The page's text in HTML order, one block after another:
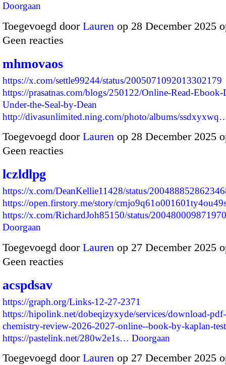
Doorgaan
Toegevoegd door Lauren op 28 December 2025
Geen reacties
mhmovaos
https://x.com/settle99244/status/2005071092013302179
https://prasatnas.com/blogs/250122/Online-Read-
Under-the-Seal-by-Dean
http://divasunlimited.ning.com/photo/albums/
Toegevoegd door Lauren op 28 December 2025
Geen reacties
lczldlpg
https://x.com/DeanKellie11428/status/
https://open.firstory.me/story/
https://x.com/RichardJoh85150/status/
Doorgaan
Toegevoegd door Lauren op 27 December 2025
Geen reacties
acspdsav
https://graph.org/Links-12-27-2371
https://hipolink.net/dobeqizyxyde/services/download-
chemistry-review-2026-2027-online--book-by-kaplan-
https://pastelink.net/280w2e1s… Doorgaan
Toegevoegd door Lauren op 27 December 2025